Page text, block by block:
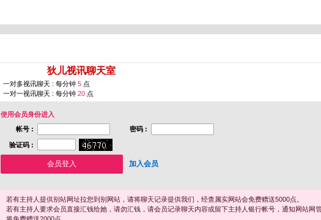
狄儿视讯聊天室
一对多视讯聊天 : 每分钟 5 点
一对一视讯聊天 : 每分钟 20 点
使用会员身份进入
帐号 :
密码 :
验证码 :
加入会员
若有主持人提供别站网址拉您到别网站，请将聊天记录提供我们，经查属实网站会免费赠送5000点。
若有主持人要求会员直接汇钱给她，请勿汇钱，请会员记录聊天内容或留下主持人银行帐号，通知网站网